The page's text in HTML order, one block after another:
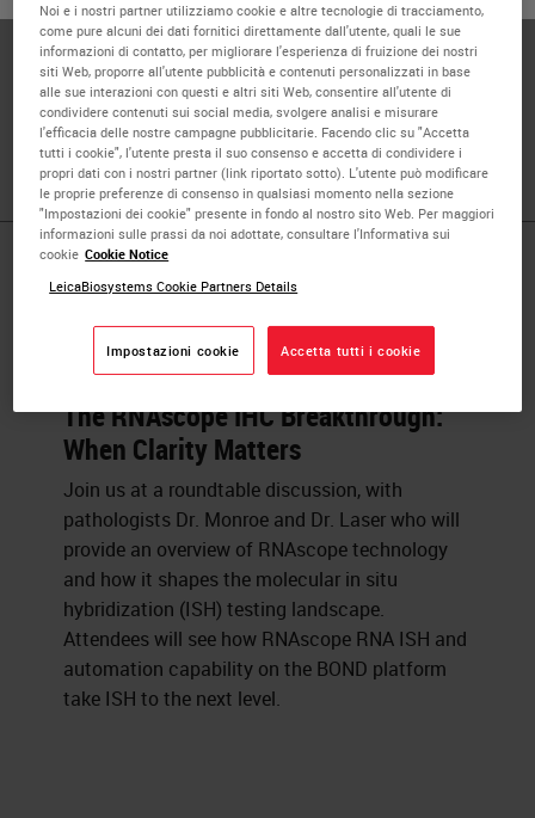
Robert Monroe, M.D., Ph.D, is a board-certified pathologist
and geneticist, serving as VP and Chief Scientific Officer
of Oncology at Danaher Diagnostics and CMO at Leica
Biosystems, with a background in molecular oncology and
co-founding OncoMDx.
Published Pieces by
Dr. Robert
The RNAscope IHC Breakthrough:
When Clarity Matters
Join us at a roundtable discussion, with
pathologists Dr. Monroe and Dr. Laser who will
provide an overview of RNAscope technology
and how it shapes the molecular in situ
hybridization (ISH) testing landscape.
Attendees will see how RNAscope RNA ISH and
automation capability on the BOND platform
take ISH to the next level.
Noi e i nostri partner utilizziamo cookie e altre tecnologie di tracciamento,
come pure alcuni dei dati fornitici direttamente dall'utente, quali le sue
informazioni di contatto, per migliorare l'esperienza di fruizione dei nostri
siti Web, proporre all'utente pubblicità e contenuti personalizzati in base
alle sue interazioni con questi e altri siti Web, consentire all'utente di
condividere contenuti sui social media, svolgere analisi e misurare
l'efficacia delle nostre campagne pubblicitarie. Facendo clic su "Accetta
tutti i cookie", l'utente presta il suo consenso e accetta di condividere i
propri dati con i nostri partner (link riportato sotto). L'utente può modificare
le proprie preferenze di consenso in qualsiasi momento nella sezione
"Impostazioni dei cookie" presente in fondo al nostro sito Web. Per maggiori
informazioni sulle prassi da noi adottate, consultare l'Informativa sui
cookie Cookie Notice
LeicaBiosystems Cookie Partners Details
Impostazioni cookie Accetta tutti i cookie